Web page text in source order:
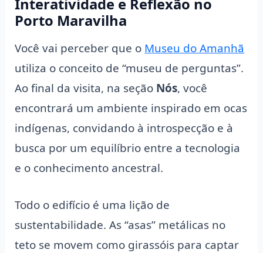
Interatividade e Reflexão no
Porto Maravilha
Você vai perceber que o Museu do Amanhã
utiliza o conceito de “museu de perguntas”.
Ao final da visita, na seção Nós, você
encontrará um ambiente inspirado em ocas
indígenas, convidando à introspecção e à
busca por um equilíbrio entre a tecnologia
e o conhecimento ancestral.
Todo o edifício é uma lição de
sustentabilidade. As “asas” metálicas no
teto se movem como girassóis para captar